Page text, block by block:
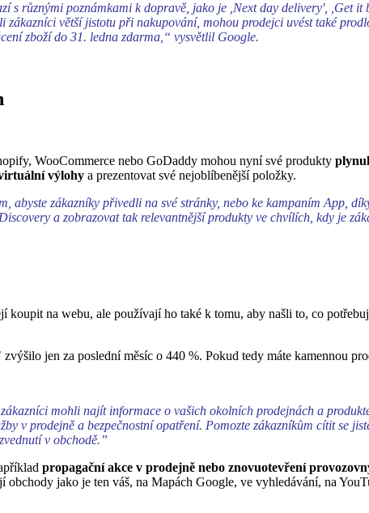
s různými poznámkami k dopravě, jako je ,Next day delivery', ,Get
větší jistotu při nakupování, mohou prodejci uvést také
zboží do 31. ledna zdarma,“ vysvětlil Google.
WooCommerce nebo GoDaddy mohou nyní své produkty
výlohy a prezentovat své nejoblíbenější položky.
abyste zákazníky přivedli na své stránky, nebo ke kampaním App,
a zobrazovat tak relevantnější produkty ve chvílích, kdy je
koupit na webu, ale používají ho také k tomu, aby našli to, co
jen za poslední měsíc o 440 %. Pokud tedy máte kamennou
mohli najít informace o vašich okolních prodejnách a
v prodejně a bezpečnostní opatření. Pomozte zákazníkům cítit se
v obchodě.”
propagační akce v prodejně nebo znovuotevření
obchody jako je ten váš, na Mapách Google, ve vyhledávání, na